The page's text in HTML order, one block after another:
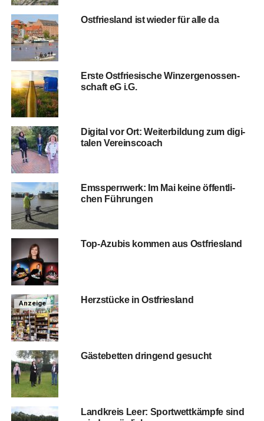
Ost­fries­land ist wie­der für alle da
Ers­te Ost­frie­si­sche Win­zer­ge­nos­sen­
schaft eG i.G.
Digi­tal vor Ort: Wei­ter­bil­dung zum digi­
ta­len Vereinscoach
Ems­sperr­werk: Im Mai kei­ne öffent­li­
chen Führungen
Top-Azu­bis kom­men aus Ostfriesland
Anzeige Herz­stü­cke in Ostfriesland
Gäs­te­bet­ten drin­gend gesucht
Land­kreis Leer: Sport­wett­kämp­fe sind